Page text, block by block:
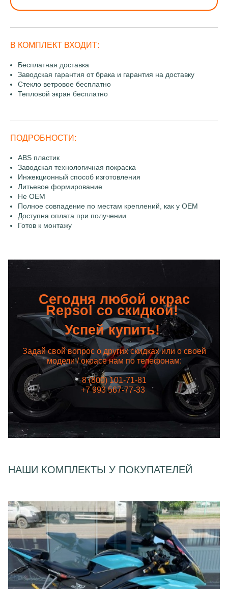
В КОМПЛЕКТ ВХОДИТ:
Бесплатная доставка
Заводская гарантия от брака и гарантия на доставку
Стекло ветровое бесплатно
Тепловой экран бесплатно
ПОДРОБНОСТИ:
ABS пластик
Заводская технологичная покраска
Инжекционный способ изготовления
Литьевое формирование
Не OEM
Полное совпадение по местам креплений, как у OEM
Доступна оплата при получении
Готов к монтажу
Сегодня любой окрас
Repsol со скидкой!
Успей купить!
Задай свой вопрос о других скидках или о своей
модели / окрасе нам по телефонам:
8 (800) 101-71-81
+7 993 567-77-33
НАШИ КОМПЛЕКТЫ У ПОКУПАТЕЛЕЙ